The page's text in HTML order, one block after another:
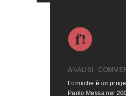
ANALISI,
Formiche è un
Paolo Messa nel